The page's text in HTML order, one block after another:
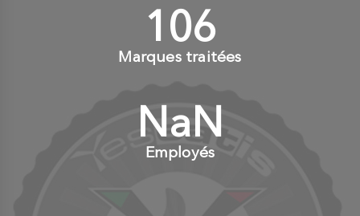
110+
Marques traitées
NaN+
Employés